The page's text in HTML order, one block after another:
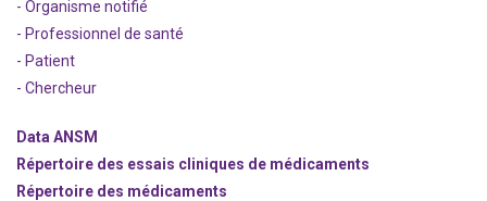
- Organisme notifié
- Professionnel de santé
- Patient
- Chercheur
Data ANSM
Répertoire des essais cliniques de médicaments
Répertoire des médicaments